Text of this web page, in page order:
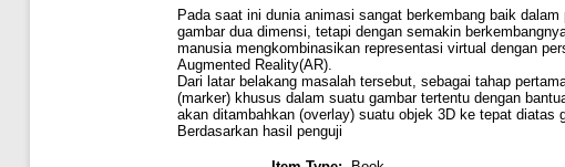
Pada saat ini dunia animasi sangat berkembang baik
gambar dua dimensi, tetapi dengan semakin
manusia mengkombinasikan representasi virtual dengan
Augmented Reality(AR).
Dari latar belakang masalah tersebut, sebagai tahap
(marker) khusus dalam suatu gambar tertentu dengan
akan ditambahkan (overlay) suatu objek 3D ke tepat diatas
Berdasarkan hasil penguji